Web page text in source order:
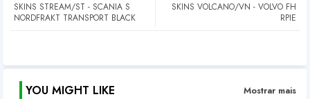
SKINS VOLCANO/VN - VOLVO FH
RPIE
SKINS STREAM/ST - SCANIA S
NORDFRAKT TRANSPORT BLACK
YOU MIGHT LIKE Mostrar mais